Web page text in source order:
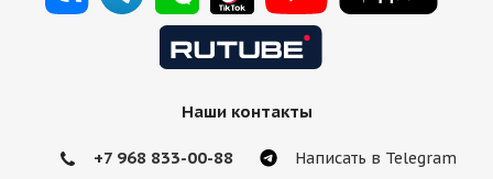
Наши контакты
+7 968 833-00-88 Написать в Telegram